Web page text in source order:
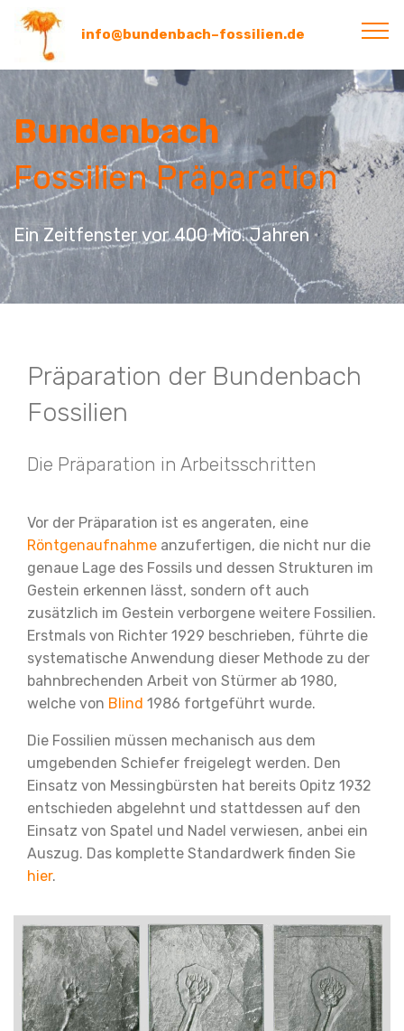
info@bundenbach–fossilien.de
Bundenbach
Fossilien Präparation
Ein Zeitfenster vor 400 Mio. Jahren
Präparation der Bundenbach
Fossilien
Die Präparation in Arbeitsschritten
Vor der Präparation ist es angeraten, eine
Röntgenaufnahme anzufertigen, die nicht nur die
genaue Lage des Fossils und dessen Strukturen im
Gestein erkennen lässt, sondern oft auch
zusätzlich im Gestein verborgene weitere Fossilien.
Erstmals von Richter 1929 beschrieben, führte die
systematische Anwendung dieser Methode zu der
bahnbrechenden Arbeit von Stürmer ab 1980,
welche von Blind 1986 fortgeführt wurde.
Die Fossilien müssen mechanisch aus dem
umgebenden Schiefer freigelegt werden. Den
Einsatz von Messingbürsten hat bereits Opitz 1932
entschieden abgelehnt und stattdessen auf den
Einsatz von Spatel und Nadel verwiesen, anbei ein
Auszug. Das komplette Standardwerk finden Sie
hier.